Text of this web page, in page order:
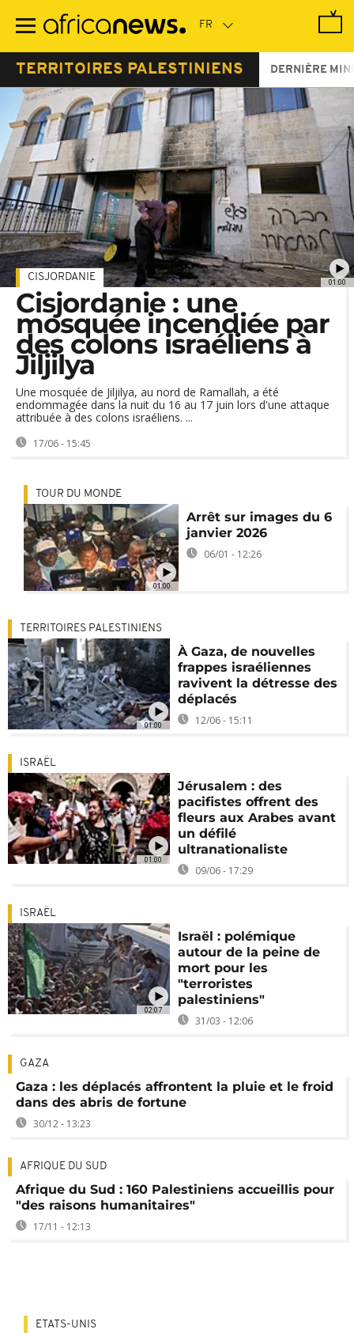
contenu
TERRITOIRES PALESTINIENS DERNIÈRE
01:00
CISJORDANIE
Cisjordanie : une
mosquée incendiée par
des colons israéliens à
Jiljilya
Une mosquée de Jiljilya, au nord de Ramallah, a été
endommagée dans la nuit du 16 au 17 juin lors d'une attaque
attribuée à des colons israéliens. ...
17/06 - 15:45
01:00
TOUR DU MONDE
Arrêt sur images du 6
janvier 2026
06/01 - 12:26
01:00
TERRITOIRES PALESTINIENS
À Gaza, de nouvelles
frappes israéliennes
ravivent la détresse des
déplacés
12/06 - 15:11
01:00
ISRAËL
Jérusalem : des
pacifistes offrent des
fleurs aux Arabes avant
un défilé
ultranationaliste
09/06 - 17:29
02:07
ISRAËL
Israël : polémique
autour de la peine de
mort pour les
"terroristes
palestiniens"
31/03 - 12:06
GAZA
Gaza : les déplacés affrontent la pluie et le froid
dans des abris de fortune
30/12 - 13:23
AFRIQUE DU SUD
Afrique du Sud : 160 Palestiniens accueillis pour
"des raisons humanitaires"
17/11 - 12:13
ETATS-UNIS